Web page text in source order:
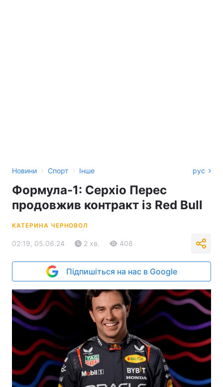
Новини › Спорт › Інше рус
Формула-1: Серхіо Перес
продовжив контракт із Red Bull
КАТЕРИНА ЧЕРНОВОЛ
02:19, 05.06.24 2 хв. 408
Підпишіться на нас в Google